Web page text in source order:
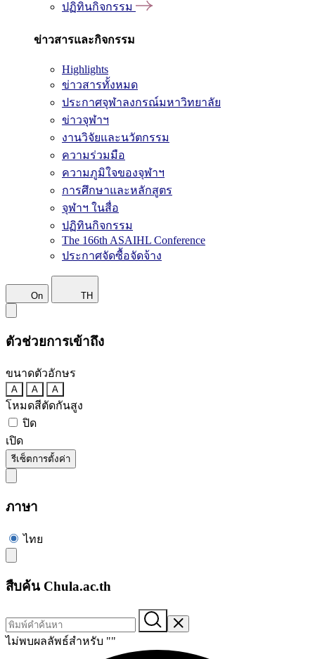
ปฏิทินกิจกรรม
ข่าวสารและกิจกรรม
Highlights
ข่าวสารทั้งหมด
ประกาศจุฬาลงกรณ์มหาวิทยาลัย
ข่าวจุฬาฯ
งานวิจัยและนวัตกรรม
ความร่วมมือ
ความภูมิใจของจุฬาฯ
การศึกษาและหลักสูตร
จุฬาฯ ในสื่อ
ปฏิทินกิจกรรม
The 166th ASAIHL Conference
ประกาศจัดซื้อจัดจ้าง
On TH
ตัวช่วยการเข้าถึง
ขนาดตัวอักษร
A A A
โหมดสีตัดกันสูง
ปิด
เปิด
รีเซ็ตการตั้งค่า
ภาษา
ไทย
สืบค้น Chula.ac.th
ไม่พบผลลัพธ์สำหรับ ""